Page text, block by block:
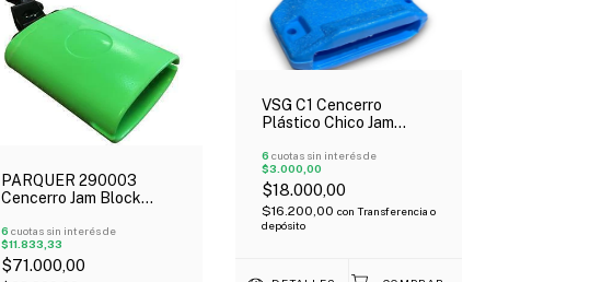
PARQUER 290003
Cencerro Jam Block
Oferta!
6 cuotas sin interés de
$11.833,33
$71.000,00
VSG C1 Cencerro
Plástico Chico Jam
6 cuotas sin interés de
$3.000,00
$18.000,00
$16.200,00 con Transferencia o
depósito